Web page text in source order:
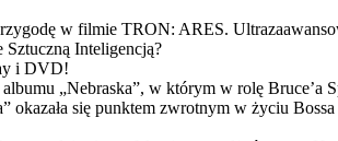
w filmie TRON: ARES.
Inteligencją?
i DVD!
„Nebraska”, w którym w rolę
okazała się punktem zwrotnym w życiu